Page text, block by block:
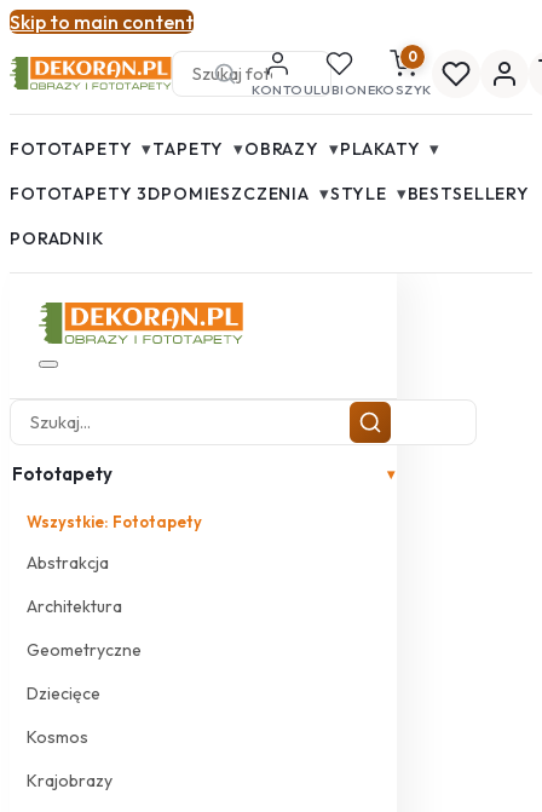
Skip to main content
KONTOULUBIONE
0
KOSZYK
FOTOTAPETY ▾TAPETY ▾OBRAZY ▾PLAKATY ▾
FOTOTAPETY 3DPOMIESZCZENIA ▾STYLE ▾BESTSELLERY
PORADNIK
Fototapety ▾
Wszystkie: Fototapety
Abstrakcja
Architektura
Geometryczne
Dziecięce
Kosmos
Krajobrazy